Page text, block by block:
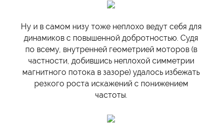
Ну и в самом низу тоже неплохо ведут себя для
динамиков с повышенной добротностью. Судя
по всему, внутренней геометрией моторов (в
частности, добившись неплохой симметрии
магнитного потока в зазоре) удалось избежать
резкого роста искажений с понижением
частоты.